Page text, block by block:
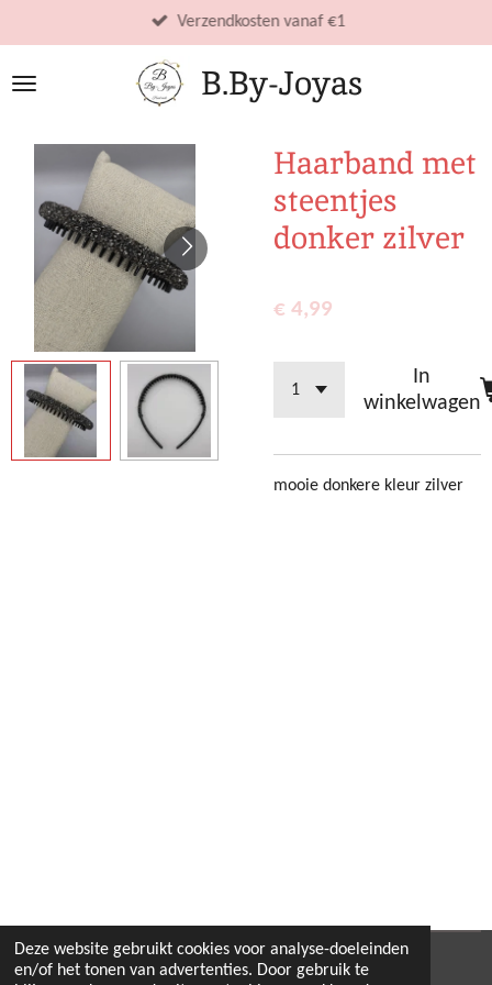
Deze website gebruikt cookies voor analyse-doeleinden
en/of het tonen van advertenties. Door gebruik te
direct
naar
B.By-Joyas
Verzendkosten vanaf €1
Haarband met
steentjes
donker zilver
€ 4,99
In
winkelwagen
mooie donkere kleur zilver
© 2022 - 2026 B.By-Joyas